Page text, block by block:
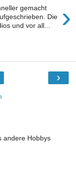
›
gemacht
Die
und vor all...
›
andere Hobbys